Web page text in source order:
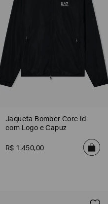
Jaqueta Bomber Core Id
com Logo e Capuz
R$ 1 .450,00